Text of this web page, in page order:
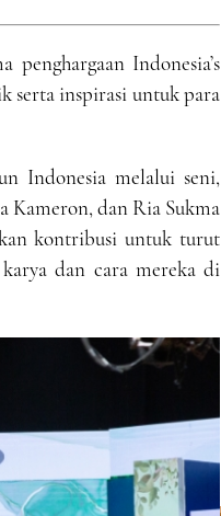
Indonesia’s
serta inspirasi untuk para
Indonesia melalui seni,
Kameron, dan Ria Sukma
kontribusi untuk turut
dan cara mereka di